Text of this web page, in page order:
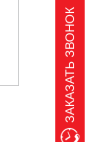
ЗАКАЗАТЬ ЗВОНОК